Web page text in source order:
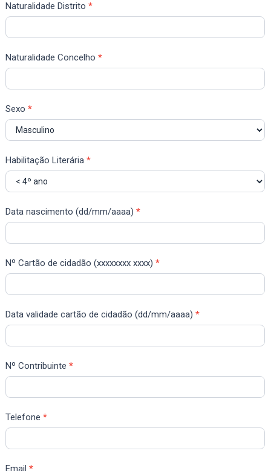
Naturalidade Distrito*
Naturalidade Concelho*
Sexo*
Habilitação Literária*
Data nascimento (dd/mm/aaaa)*
Nº Cartão de cidadão (xxxxxxxx xxxx)*
Data validade cartão de cidadão (dd/mm/aaaa)*
Nº Contribuinte*
Telefone*
Email*